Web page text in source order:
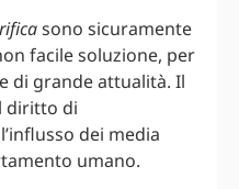
sono sicuramente
facile soluzione, per
di grande attualità. Il
diritto di
dei media
umano.